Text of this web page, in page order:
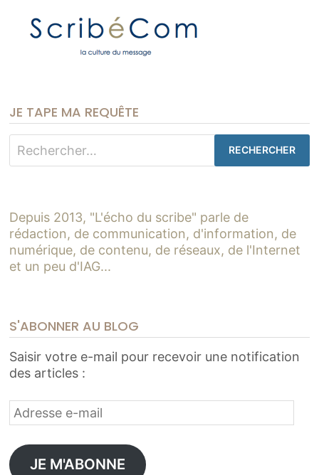
JE TAPE MA REQUÊTE
Depuis 2013, "L'écho du scribe" parle de
rédaction, de communication, d'information, de
numérique, de contenu, de réseaux, de l'Internet
et un peu d'IAG...
S'ABONNER AU BLOG
Saisir votre e-mail pour recevoir une notification
des articles :
Adresse
e-
JE M'ABONNE